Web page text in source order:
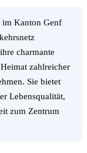
im Kanton Genf
charmante
zahlreicher
Sie bietet
Lebensqualität,
zum Zentrum